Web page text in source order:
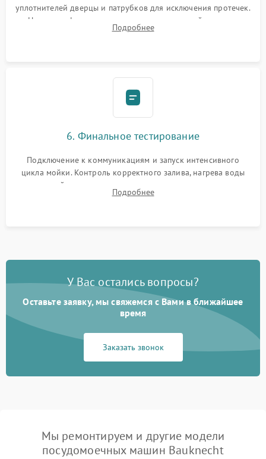
уплотнителей дверцы и патрубков для исключения протечек.
Надежная фиксация хомутов гидравлической системы,
сборка корпуса и установка датчика поплавка.
Подробнее
6. Финальное тестирование
Подключение к коммуникациям и запуск интенсивного
цикла мойки. Контроль корректного залива, нагрева воды
до нужной температуры, отсутствия посторонних шумов,
штатного слива и абсолютной сухости в поддоне.
Подробнее
У Вас остались вопросы?
Оставьте заявку, мы свяжемся с Вами в ближайшее
время
Заказать звонок
Мы ремонтируем и другие модели
посудомоечных машин Bauknecht